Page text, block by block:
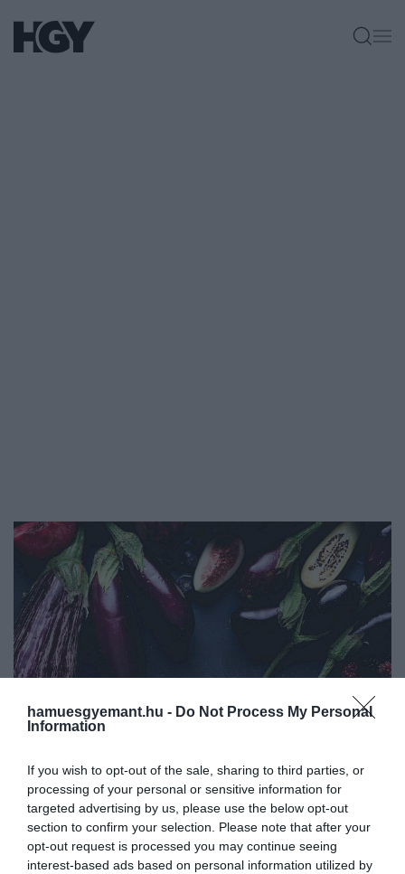
hamuesgyemant.hu - Do Not Process My Personal
Information
If you wish to opt-out of the sale, sharing to third parties, or
processing of your personal or sensitive information for
targeted advertising by us, please use the below opt-out
section to confirm your selection. Please note that after your
opt-out request is processed you may continue seeing
interest-based ads based on personal information utilized by
2024. OKTÓBER 30. ● TURI DÁNIEL